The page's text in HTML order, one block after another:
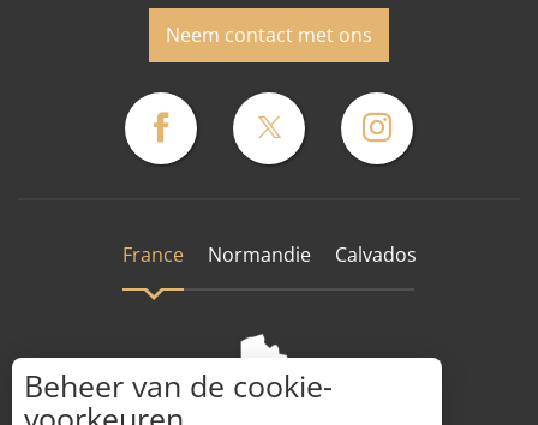
Neem contact met ons
France Normandie Calvados
Beheer van de cookie-